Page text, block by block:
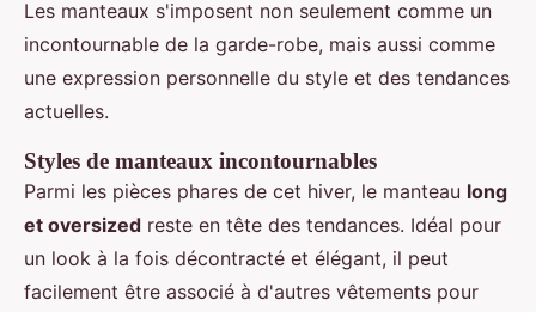
Les manteaux s'imposent non seulement comme un
incontournable de la garde-robe, mais aussi comme
une expression personnelle du style et des tendances
actuelles.
Styles de manteaux incontournables
Parmi les pièces phares de cet hiver, le manteau long
et oversized reste en tête des tendances. Idéal pour
un look à la fois décontracté et élégant, il peut
facilement être associé à d'autres vêtements pour